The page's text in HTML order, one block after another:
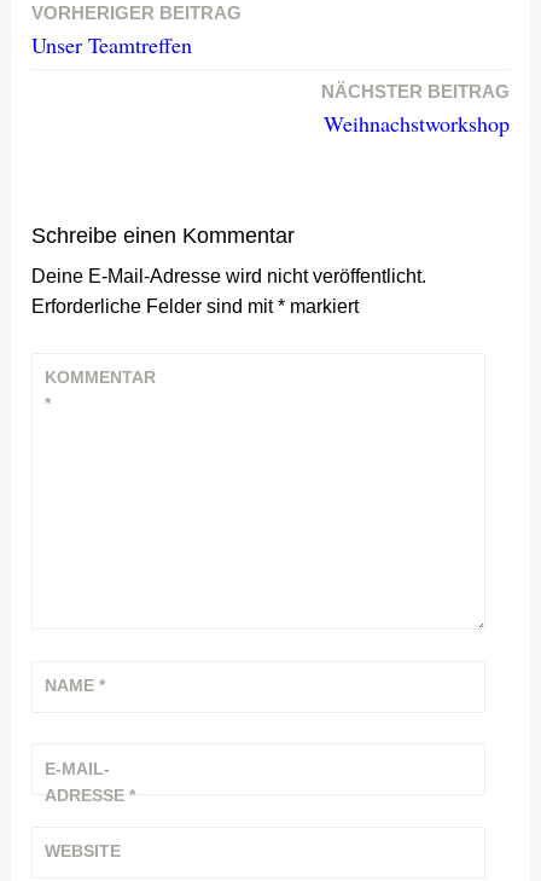
Beitragsnavigation
VORHERIGER BEITRAG
Unser Teamtreffen
NÄCHSTER BEITRAG
Weihnachstworkshop
Schreibe einen Kommentar
Deine E-Mail-Adresse wird nicht veröffentlicht.
Erforderliche Felder sind mit* markiert
KOMMENTAR
*
NAME*
E-MAIL-
ADRESSE*
WEBSITE